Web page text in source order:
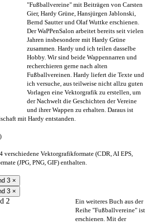
"Fußballvereine" mit Beiträgen von Carsten
Gier, Hardy Grüne, Hansjürgen Jablonski,
Bernd Sautter und Olaf Wuttke erschienen.
Der WaPPenSalon arbeitet bereits seit vielen
Jahren insbesondere mit Hardy Grüne
zusammen. Hardy und ich teilen dasselbe
Hobby. Wir sind beide Wappennarren und
recherchieren gerne nach alten
Fußballvereinen. Hardy liefert die Texte und
ich versuche, aus teilweise nicht allzu guten
Vorlagen eine Vektorgrafik zu erstellen, um
der Nachwelt die Geschichten der Vereine
und ihrer Wappen zu erhalten. Daraus ist
mit Hardy entstanden.
verschiedene Vektorgrafikformate (CDR, AI EPS,
(JPG, PNG, GIF) enthalten.
×
×
Ein weiteres Buch aus der
Reihe "Fußballvereine" ist
erschienen. Mit der